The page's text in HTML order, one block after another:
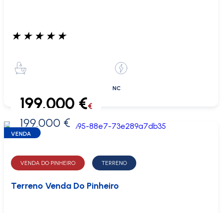
★ ★ ★ ★ ★
NC
0 €
199.000 €€
199.000 €
VENDA
VENDA DO PINHEIRO TERRENO
Terreno Venda Do Pinheiro